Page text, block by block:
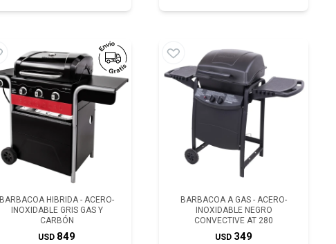
BARBACOA HIBRIDA - ACERO-
INOXIDABLE GRIS GAS Y
CARBÓN
USD 849
BARBACOA A GAS - ACERO-
INOXIDABLE NEGRO
CONVECTIVE AT 280
USD 349